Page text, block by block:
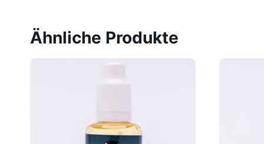
Ähnliche Produkte